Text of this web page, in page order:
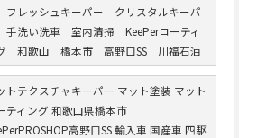
レッシュキーパー クリスタルキーパ
洗い洗車 室内清掃 KeePerコーティ
和歌山 橋本市 高野口SS 川福石油
トテクスチャキーパー マット塗装 マット
ティング 和歌山県橋本市
高野口SS 輸入車 国産車 四駆